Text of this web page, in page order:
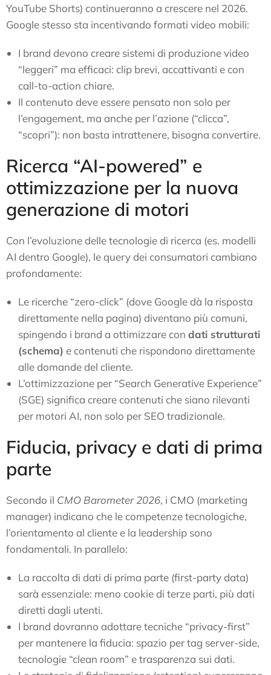
YouTube Shorts) continueranno a crescere nel 2026.
Google stesso sta incentivando formati video mobili:
I brand devono creare sistemi di produzione video
“leggeri” ma efficaci: clip brevi, accattivanti e con
call-to-action chiare.
Il contenuto deve essere pensato non solo per
l’engagement, ma anche per l’azione (“clicca”,
“scopri”): non basta intrattenere, bisogna convertire.
Ricerca “AI-powered” e
ottimizzazione per la nuova
generazione di motori
Con l’evoluzione delle tecnologie di ricerca (es. modelli
AI dentro Google), le query dei consumatori cambiano
profondamente:
Le ricerche “zero-click” (dove Google dà la risposta
direttamente nella pagina) diventano più comuni,
spingendo i brand a ottimizzare con dati strutturati
(schema) e contenuti che rispondono direttamente
alle domande del cliente.
L’ottimizzazione per “Search Generative Experience”
(SGE) significa creare contenuti che siano rilevanti
per motori AI, non solo per SEO tradizionale.
Fiducia, privacy e dati di prima
parte
Secondo il CMO Barometer 2026, i CMO (marketing
manager) indicano che le competenze tecnologiche,
l’orientamento al cliente e la leadership sono
fondamentali. In parallelo:
La raccolta di dati di prima parte (first-party data)
sarà essenziale: meno cookie di terze parti, più dati
diretti dagli utenti.
I brand dovranno adottare tecniche “privacy-first”
per mantenere la fiducia: spazio per tag server-side,
tecnologie “clean room” e trasparenza sui dati.